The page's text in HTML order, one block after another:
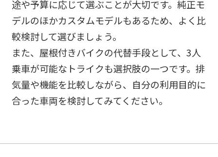
途や予算に応じて選ぶことが大切です。純正モ
デルのほかカスタムモデルもあるため、よく比
較検討して選びましょう。
また、屋根付きバイクの代替手段として、3人
乗車が可能なトライクも選択肢の一つです。排
気量や機能を比較しながら、自分の利用目的に
合った車両を検討してみてください。